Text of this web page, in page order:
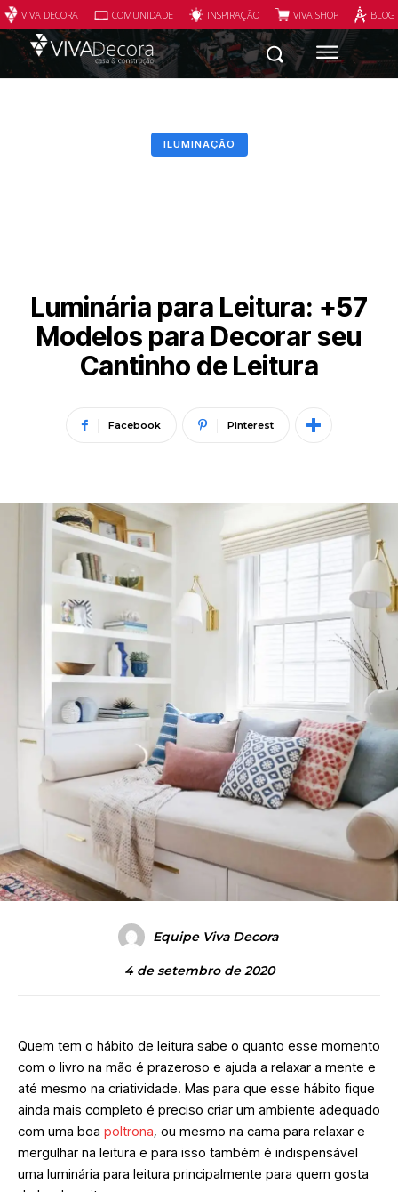
VIVA DECORA COMUNIDADE INSPIRAÇÃO VIVA SHOP
ILUMINAÇÃO
Luminária para Leitura: +57
Modelos para Decorar seu
Cantinho de Leitura
Facebook Pinterest
Equipe Viva Decora
4 de setembro de 2020
Quem tem o hábito de leitura sabe o quanto esse momento
com o livro na mão é prazeroso e ajuda a relaxar a mente e
até mesmo na criatividade. Mas para que esse hábito fique
ainda mais completo é preciso criar um ambiente adequado
com uma boa poltrona, ou mesmo na cama para relaxar e
mergulhar na leitura e para isso também é indispensável
uma luminária para leitura principalmente para quem gosta